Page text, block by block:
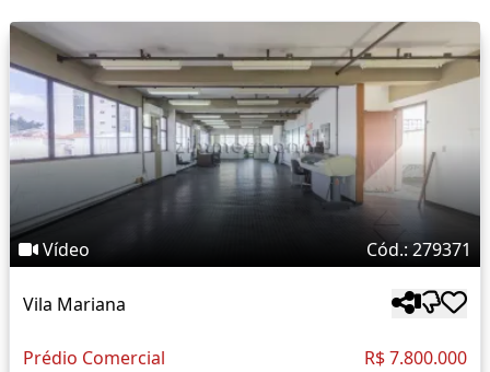
Vídeo Cód.: 279371
Vila Mariana
Prédio Comercial R$ 7.800.000